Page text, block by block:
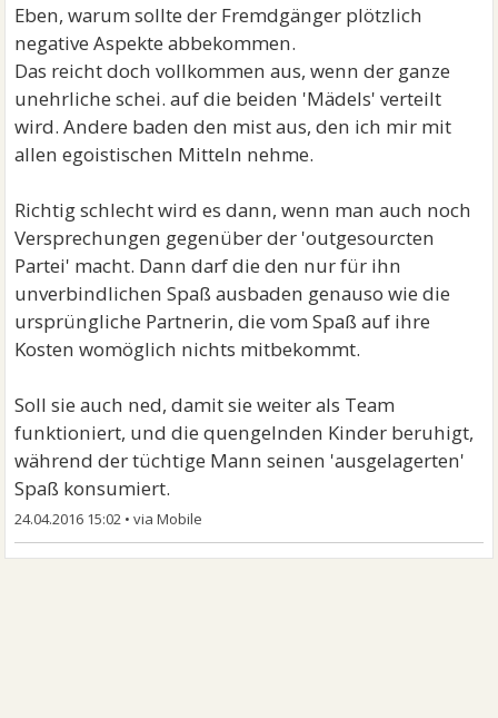
Eben, warum sollte der Fremdgänger plötzlich
negative Aspekte abbekommen.
Das reicht doch vollkommen aus, wenn der ganze
unehrliche schei. auf die beiden 'Mädels' verteilt
wird. Andere baden den mist aus, den ich mir mit
allen egoistischen Mitteln nehme.
Richtig schlecht wird es dann, wenn man auch noch
Versprechungen gegenüber der 'outgesourcten
Partei' macht. Dann darf die den nur für ihn
unverbindlichen Spaß ausbaden genauso wie die
ursprüngliche Partnerin, die vom Spaß auf ihre
Kosten womöglich nichts mitbekommt.
Soll sie auch ned, damit sie weiter als Team
funktioniert, und die quengelnden Kinder beruhigt,
während der tüchtige Mann seinen 'ausgelagerten'
Spaß konsumiert.
24.04.2016 15:02 •